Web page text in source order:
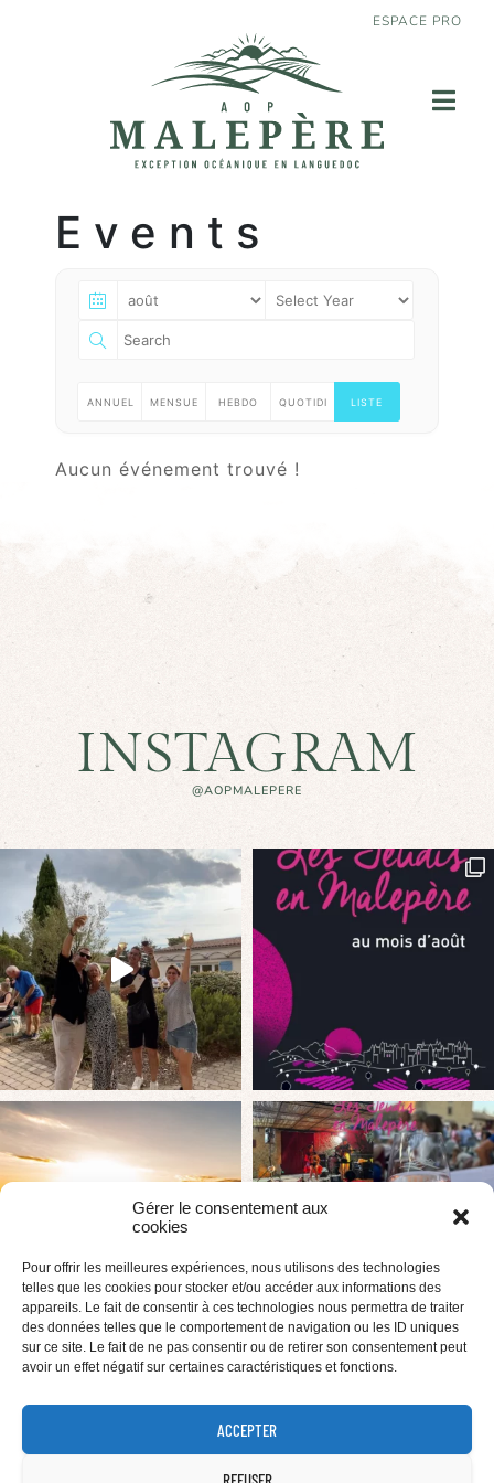
Gérer le consentement aux
cookies
Pour offrir les meilleures expériences, nous utilisons des technologies
telles que les cookies pour stocker et/ou accéder aux informations des
appareils. Le fait de consentir à ces technologies nous permettra de traiter
des données telles que le comportement de navigation ou les ID uniques
sur ce site. Le fait de ne pas consentir ou de retirer son consentement peut
avoir un effet négatif sur certaines caractéristiques et fonctions.
ACCEPTER
ESPACE PRO
Events
ANNUEL MENSUE HEBDO QUOTIDI LISTE
Aucun événement trouvé !
INSTAGRAM
@AOPMALEPERE